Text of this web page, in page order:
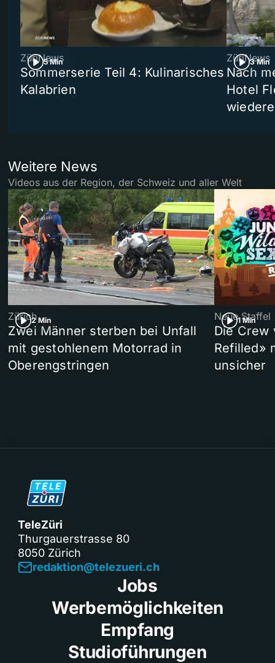
5 Min
ZüriNews
Sommerserie Teil 4: Kulinarisches
Kalabrien
3 Min
ZüriNews
Nach
Hotel
Weitere News
Videos aus der Region, der Schweiz und aller Welt
2 Min
Zürich
Zwei Männer sterben bei Unfall
mit gestohlenem Motorrad in
Oberengstringen
1 Min
Neue Staffel
Die Crew
Refilled»
unsicher
TeleZüri
Thurgauerstrasse 80
8050 Zürich
redaktion@telezueri.ch
Jobs
Werbemöglichkeiten
Empfang
Studioführungen